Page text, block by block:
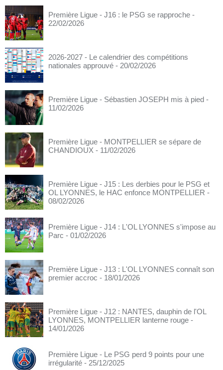
Première Ligue - J16 : le PSG se rapproche -
22/02/2026
2026-2027 - Le calendrier des compétitions
nationales approuvé - 20/02/2026
Première Ligue - Sébastien JOSEPH mis à pied -
11/02/2026
Première Ligue - MONTPELLIER se sépare de
CHANDIOUX - 11/02/2026
Première Ligue - J15 : Les derbies pour le PSG et
OL LYONNES, le HAC enfonce MONTPELLIER -
08/02/2026
Première Ligue - J14 : L'OL LYONNES s'impose au
Parc - 01/02/2026
Première Ligue - J13 : L'OL LYONNES connaît son
premier accroc - 18/01/2026
Première Ligue - J12 : NANTES, dauphin de l'OL
LYONNES, MONTPELLIER lanterne rouge -
14/01/2026
Première Ligue - Le PSG perd 9 points pour une
irrégularité - 25/12/2025